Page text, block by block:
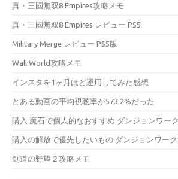
真・三國無双8 Empires攻略メモ
真・三國無双8 Empires レビュー PS5
Military Merge レビュー PS5版
Wall World攻略メモ
インスタを1ヶ月ほど運用してみた感想
とある動画の平均視聴率が573.2%だった
購入 魔石で個人的なおすすめ ダンジョンワー
購入の解放で優先したいもの ダンジョンワー
剣道の野望２攻略メモ